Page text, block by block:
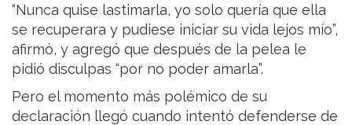
“Nunca quise lastimarla, yo solo quería que ella
se recuperara y pudiese iniciar su vida lejos mío”,
afirmó, y agregó que después de la pelea le
pidió disculpas “por no poder amarla”.
Pero el momento más polémico de su
declaración llegó cuando intentó defenderse de